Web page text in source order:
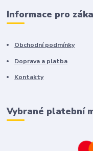
Informace pro
Obchodní podmínky
Doprava a platba
Kontakty
Vybrané platební